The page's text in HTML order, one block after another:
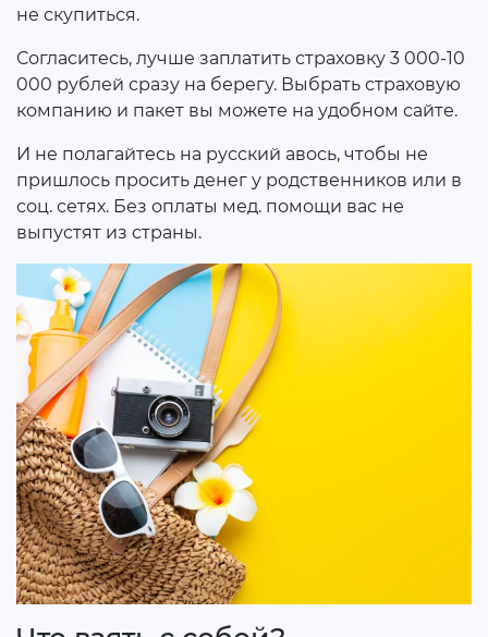
не скупиться.
Согласитесь, лучше заплатить страховку 3 000-10
000 рублей сразу на берегу. Выбрать страховую
компанию и пакет вы можете на удобном сайте.
И не полагайтесь на русский авось, чтобы не
пришлось просить денег у родственников или в
соц. сетях. Без оплаты мед. помощи вас не
выпустят из страны.